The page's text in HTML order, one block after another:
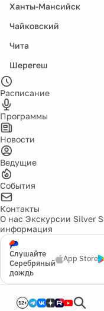
Ханты-Мансийск
Чайковский
Чита
Шерегеш
Расписание
Программы
Новости
Ведущие
События
Контакты
О нас Экскурсии Silver
информация
Слушайте
Серебряный
дождь
App Store
12+